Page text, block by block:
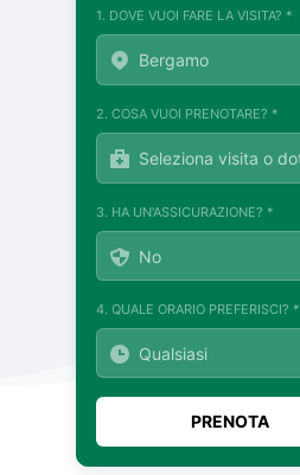
1. DOVE VUOI FARE LA VISITA? *
2. COSA VUOI PRENOTARE? *
3. HA UN'ASSICURAZIONE? *
4. QUALE ORARIO PREFERISCI? *